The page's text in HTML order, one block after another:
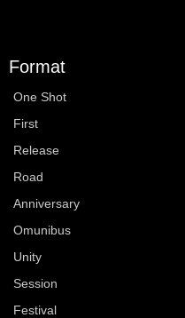
Format
One Shot
First
Release
Road
Anniversary
Omunibus
Unity
Session
Festival